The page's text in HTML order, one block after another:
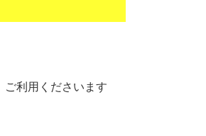
ご利用くださいます